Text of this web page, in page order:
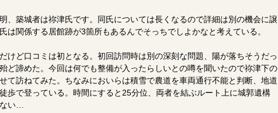
、築城者は祢津氏です。同氏については長くなるので詳細は別の機会に譲
は関係する居館跡が3箇所もあるんでそっちでしよかなと考えている。
けど口コミは初となる。初回訪問時は別の深刻な問題、陽が落ちそうだっ
ど諦めた。今回は何でも整備が入ったらしいとの噂を聞いたので祢津下の
て訪ねてみた。ちなみにおいらは積雪で農道を車両通行不能と判断、地道
歩で登っている。時間にすると25分位、両者を結ぶルート上に城郭遺構
い…